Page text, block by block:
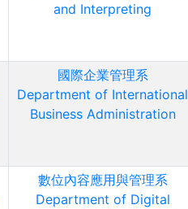
and Interpreting
國際企業管理系
Department of International
Business Administration
數位內容應用與管理系
Department of Digital